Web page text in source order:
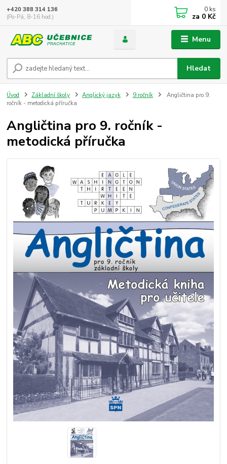
Menu
Hledat
+420 388 314 136
(Po-Pá, 8-16 hod.)
0 ks
za 0 Kč
Úvod Základní školy Anglický jazyk 9.ročník
Angličtina pro 9.
ročník - metodická příručka
Angličtina pro 9. ročník -
metodická příručka